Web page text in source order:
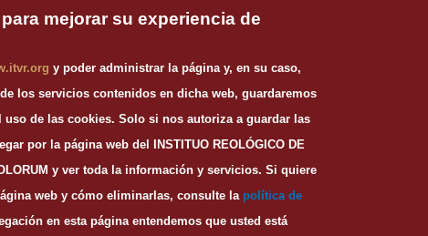
Misioneros
Claretianos
Provincia de
Santiago
Publicaciones
Claretianas
Universidad Pontificia
de Salamanca
Vida Religiosa
mejorar su experiencia de
y poder administrar la página y, en su caso,
los servicios contenidos en dicha web, guardaremos
uso de las cookies. Solo si nos autoriza a guardar las
por la página web del INSTITUO REOLÓGICO DE
y ver toda la información y servicios. Si quiere
web y cómo eliminarlas, consulte la política de
en esta página entendemos que usted está